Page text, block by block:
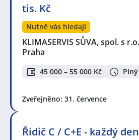
tis. Kč
Nutně vás hledají
KLIMASERVIS SŮVA, spol. s r.o.
Praha
45 000 – 55 000 Kč
Zveřejněno: 31. července
Řidič C / C+E - každý